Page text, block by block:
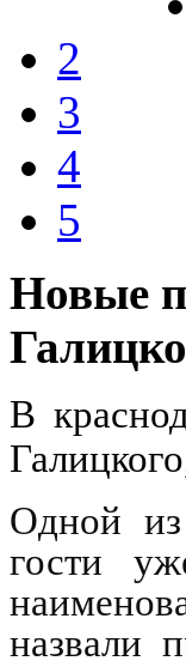
2
3
4
5
Новые
В
Одной из
гости
назвали